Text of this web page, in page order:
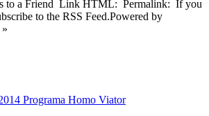
to a Friend Link HTML: Permalink: If you
to the RSS Feed.Powered by
Programa Homo Viator